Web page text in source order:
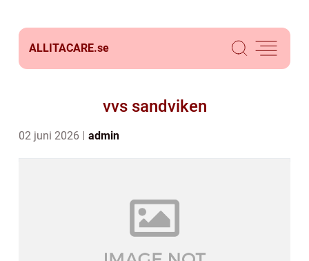
ALLITACARE.se
vvs sandviken
02 juni 2026 admin